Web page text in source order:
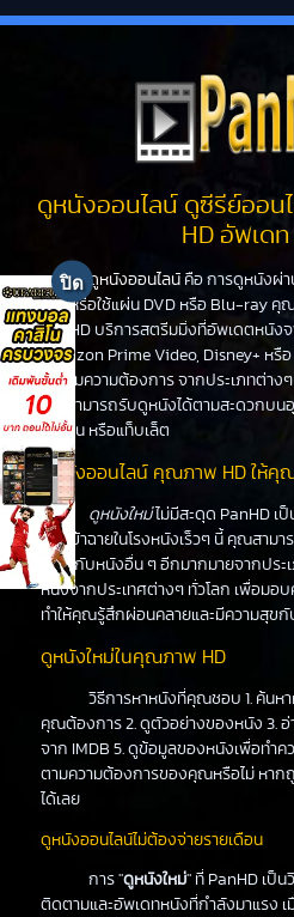
ดูหนังออนไลน์ ดูซีรีย์ออ
HD อัพเด
ดูหนังออนไลน์ คือ การดูหนังผ่า
หนังหรือใช้แผ่น DVD หรือ Blu-ray คุ
PanHD บริการสตรีมมิ่งที่อัพเดตหนัง
Amazon Prime Video, Disney+ หรื
ได้ตามความต้องการ จากประเภทต่าง
คุณสามารถรับดูหนังได้ตามสะดวกบน
ร์ทโฟน หรือแท็บเล็ต
ดูหนังออนไลน์ คุณภาพ HD ให้คุ
ดูหนังใหม่ไม่มีสะดุด PanHD เ
ที่จะเข้าฉายในโรงหนังเร็วๆ นี้ คุณสาม
เดียวกับหนังอื่น ๆ อีกมากมายจากปร
หนังจากประเทศต่างๆ ทั่วโลก เพื่อมอ
ทำให้คุณรู้สึกผ่อนคลายและมีความสุข
ดูหนังใหม่ในคุณภาพ HD
วิธีการหาหนังที่คุณชอบ 1. ค้นห
คุณต้องการ 2. ดูตัวอย่างของหนัง 3. อ่
จาก IMDB 5. ดูข้อมูลของหนังเพื่อทำค
ตามความต้องการของคุณหรือไม่ หาก
ได้เลย
ดูหนังออนไลน์ไม่ต้องจ่ายรายเดือน
การ "ดูหนังใหม่" ที่ PanHD เป็น
ติดตามและอัพเดทหนังที่กำลังมาแรง